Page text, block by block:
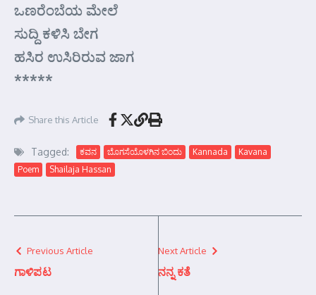
ಒಣರೆಂಬೆಯ ಮೇಲೆ
ಸುದ್ದಿ ಕಳಿಸಿ ಬೇಗ
ಹಸಿರ ಉಸಿರಿರುವ ಜಾಗ
*****
Share this Article
Tagged: ಕವನ ಬೊಗಸೆಯೊಳಗಿನ ಬಿಂದು Kannada
Kavana
Poem
Shailaja Hassan
Previous Article
ಗಾಳಿಪಟ
Next Article
ನನ್ನ ಕತೆ